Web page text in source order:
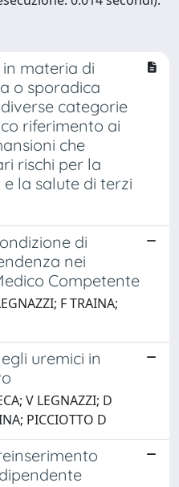
materia di
o sporadica
categorie
riferimento ai
che
rischi per la
e la salute di terzi
di
nei
Competente
F TRAINA;
uremici in
V LEGNAZZI; D
PICCIOTTO D